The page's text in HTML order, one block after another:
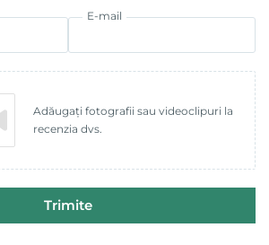
E-mail
Adăugați fotografii sau videoclipuri la
recenzia dvs.
Trimite